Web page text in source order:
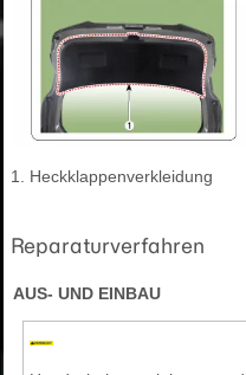
1. Heckklappenverkleidung
Reparaturverfahren
AUS- UND EINBAU